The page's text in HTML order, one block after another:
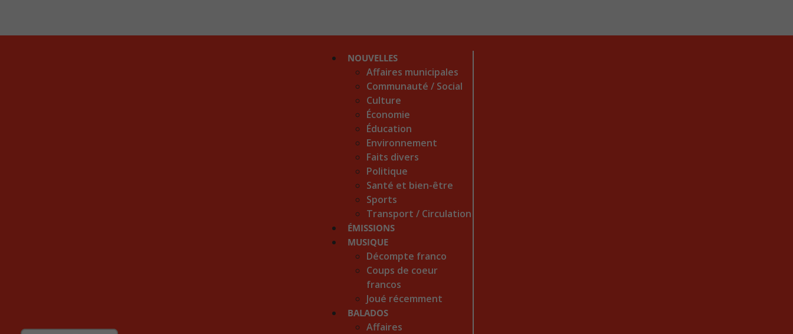
NOUVELLES
Affaires municipales
Communauté / Social
Culture
Économie
Éducation
Environnement
Faits divers
Politique
Santé et bien-être
Sports
Transport / Circulation
ÉMISSIONS
MUSIQUE
Décompte franco
Coups de coeur
francos
Joué récemment
BALADOS
Affaires